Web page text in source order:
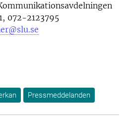
072-2123795
Pressmeddelanden